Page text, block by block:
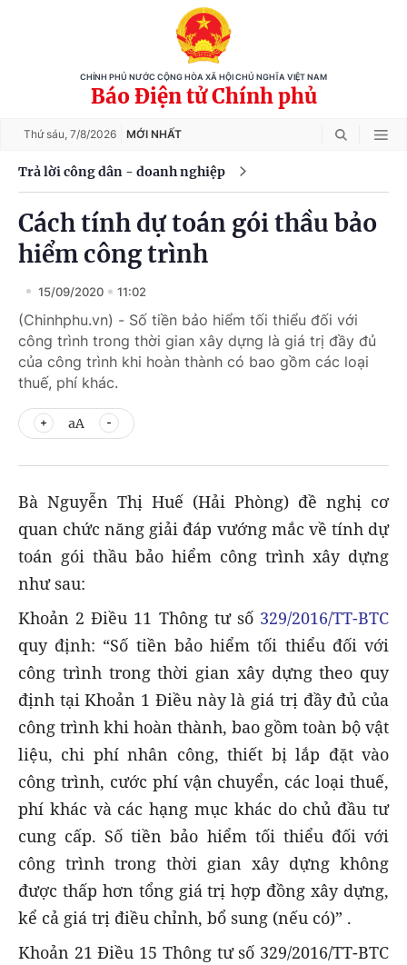
CHÍNH PHỦ NƯỚC CỘNG HÒA XÃ HỘI CHỦ NGHĨA VIỆT NAM
Báo Điện tử Chính phủ
Thứ sáu, 7/8/2026 MỚI NHẤT
Trả lời công dân - doanh nghiệp
Cách tính dự toán gói thầu bảo
hiểm công trình
15/09/2020 11:02
(Chinhphu.vn) - Số tiền bảo hiểm tối thiểu đối với
công trình trong thời gian xây dựng là giá trị đầy đủ
của công trình khi hoàn thành có bao gồm các loại
thuế, phí khác.
aA
Bà Nguyễn Thị Huế (Hải Phòng) đề nghị cơ
quan chức năng giải đáp vướng mắc về tính dự
toán gói thầu bảo hiểm công trình xây dựng
như sau:
Khoản 2 Điều 11 Thông tư số 329/2016/TT-BTC
quy định: “Số tiền bảo hiểm tối thiểu đối với
công trình trong thời gian xây dựng theo quy
định tại Khoản 1 Điều này là giá trị đầy đủ của
công trình khi hoàn thành, bao gồm toàn bộ vật
liệu, chi phí nhân công, thiết bị lắp đặt vào
công trình, cước phí vận chuyển, các loại thuế,
phí khác và các hạng mục khác do chủ đầu tư
cung cấp. Số tiền bảo hiểm tối thiểu đối với
công trình trong thời gian xây dựng không
được thấp hơn tổng giá trị hợp đồng xây dựng,
kể cả giá trị điều chỉnh, bổ sung (nếu có)” .
Khoản 21 Điều 15 Thông tư số 329/2016/TT-BTC